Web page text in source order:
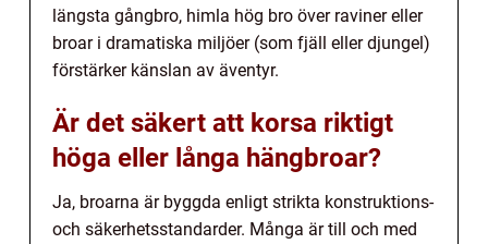
längsta gångbro, himla hög bro över raviner eller
broar i dramatiska miljöer (som fjäll eller djungel)
förstärker känslan av äventyr.
Är det säkert att korsa riktigt
höga eller långa hängbroar?
Ja, broarna är byggda enligt strikta konstruktions-
och säkerhetsstandarder. Många är till och med